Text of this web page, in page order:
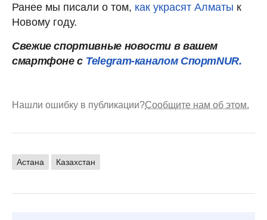
Ранее мы писали о том, как украсят Алматы к
Новому году.
Свежие спортивные новости в вашем
смартфоне с Telegram-каналом СпортNUR.
Нашли ошибку в публикации?Сообщите нам об этом.
Астана Казахстан